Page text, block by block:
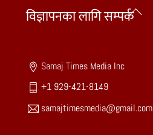
Back
विज्ञापनका लागि सम्पर्क
Samaj Times Media Inc
+1 929-421-8149
samajtimesmedia@gmail.com